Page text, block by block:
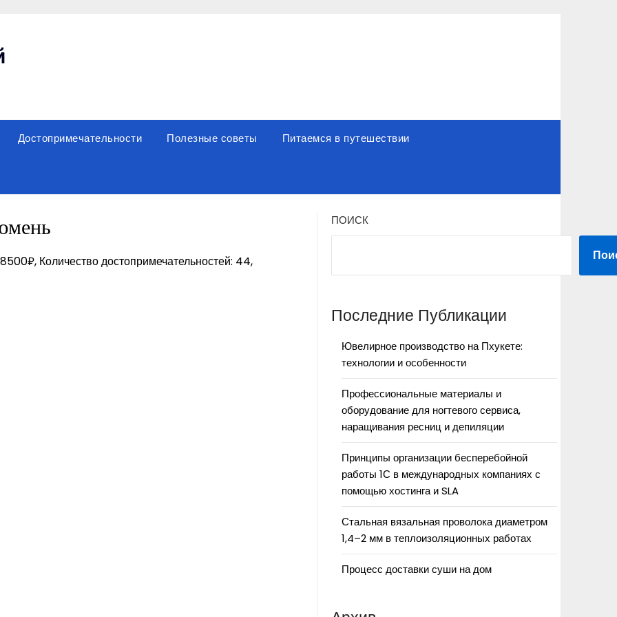
Достопримечательности Полезные советы Питаемся в путешествии
Количество достопримечательностей: 44,
ПОИСК
Последние Публикации
Ювелирное производство на Пхукете:
технологии и особенности
Профессиональные материалы и
оборудование для ногтевого сервиса,
наращивания ресниц и депиляции
Принципы организации бесперебойной
работы 1С в международных компаниях с
помощью хостинга и SLA
Стальная вязальная проволока диаметром
1,4–2 мм в теплоизоляционных работах
Процесс доставки суши на дом